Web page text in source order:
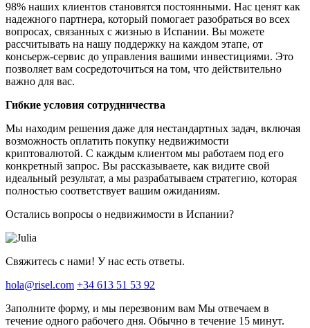
98% наших клиентов становятся постоянными. Нас ценят как
надежного партнера, который помогает разобраться во всех
вопросах, связанных с жизнью в Испании. Вы можете
рассчитывать на нашу поддержку на каждом этапе, от
консьерж-сервис до управления вашими инвестициями. Это
позволяет вам сосредоточиться на том, что действительно
важно для вас.
Гибкие условия сотрудничества
Мы находим решения даже для нестандартных задач, включая
возможность оплатить покупку недвижимости
криптовалютой. С каждым клиентом мы работаем под его
конкретный запрос. Вы рассказываете, как видите свой
идеальный результат, а мы разрабатываем стратегию, которая
полностью соответствует вашим ожиданиям.
Остались вопросы о недвижимости в Испании?
Свяжитесь с нами! У нас есть ответы.
hola@risel.com +34 613 51 53 92
Заполните форму, и мы перезвоним вам Мы отвечаем в
течение одного рабочего дня. Обычно в течение 15 минут.